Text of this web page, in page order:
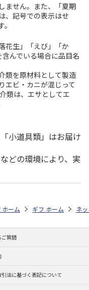
ません。また、「夏期
、記号での表示はせ
花生」「えび」「か
んでいる場合に品目名
類を原材料として製造
エビ・カニが混じって
類は、エサとしてエ
小道具類」はお届け
どの環境により、実
集 2026 贈る相手から探す
元・夏ギフト特集 2026
ストア お中元・夏ギフト
ホーム ギフトストア お
ホーム ネ
ご質問
法に基づく表記について